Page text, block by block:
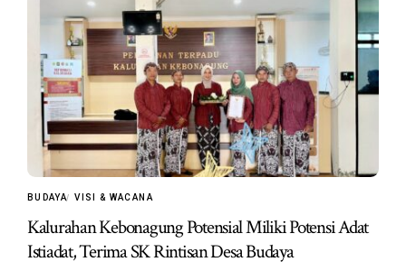
BUDAYA VISI & WACANA
Kalurahan Kebonagung Potensial Miliki Potensi Adat
Istiadat, Terima SK Rintisan Desa Budaya